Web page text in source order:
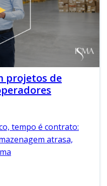
projetos de
tempo é contrato:
atrasa,